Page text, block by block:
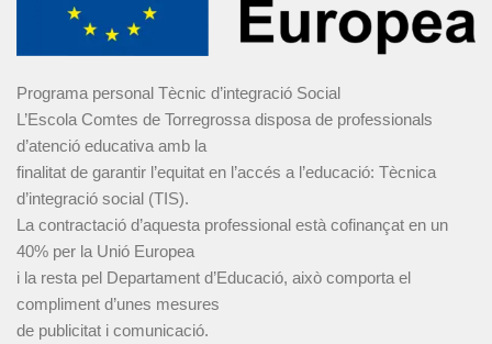
Programa personal Tècnic d’integració Social
L’Escola Comtes de Torregrossa disposa de professionals
d’atenció educativa amb la
finalitat de garantir l’equitat en l’accés a l’educació: Tècnica
d’integració social (TIS).
La contractació d’aquesta professional està cofinançat en un
40% per la Unió Europea
i la resta pel Departament d’Educació, això comporta el
compliment d’unes mesures
de publicitat i comunicació.